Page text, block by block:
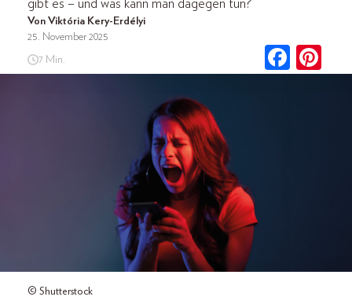
gibt es – und was kann man dagegen tun?
Von Viktória Kery-Erdélyi
25. November 2025
7 Min.
© Shutterstock